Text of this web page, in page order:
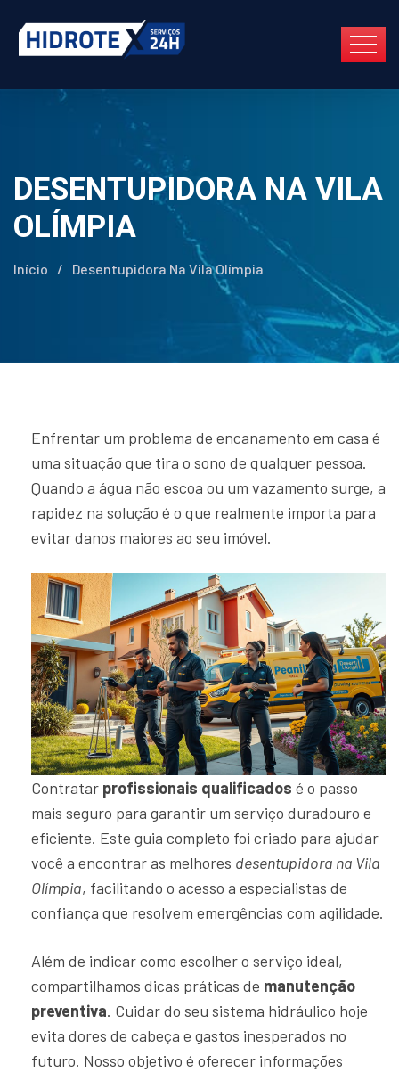
DESENTUPIDORA NA VILA
OLÍMPIA
Início / Desentupidora Na Vila Olímpia
Enfrentar um problema de encanamento em casa é
uma situação que tira o sono de qualquer pessoa.
Quando a água não escoa ou um vazamento surge, a
rapidez na solução é o que realmente importa para
evitar danos maiores ao seu imóvel.
Contratar profissionais qualificados é o passo
mais seguro para garantir um serviço duradouro e
eficiente. Este guia completo foi criado para ajudar
você a encontrar as melhores desentupidora na Vila
Olímpia, facilitando o acesso a especialistas de
confiança que resolvem emergências com agilidade.
Além de indicar como escolher o serviço ideal,
compartilhamos dicas práticas de manutenção
preventiva. Cuidar do seu sistema hidráulico hoje
evita dores de cabeça e gastos inesperados no
futuro. Nosso objetivo é oferecer informações